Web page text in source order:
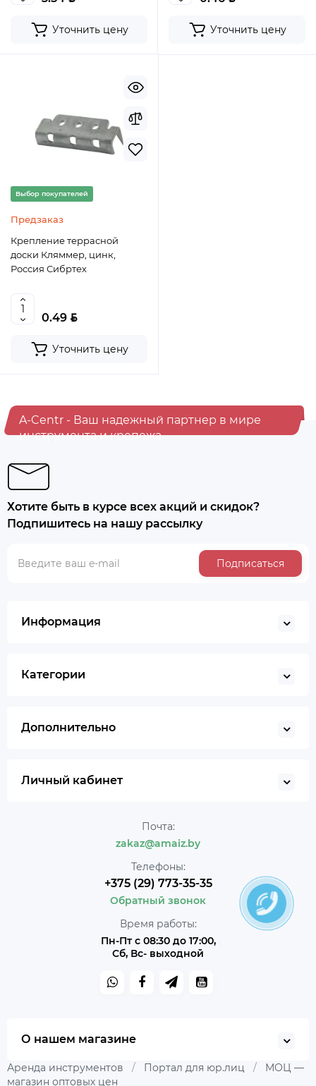
Уточнить цену Уточнить цену
Выбор покупателей
Предзаказ
Крепление террасной
доски Кляммер, цинк,
Россия Сибртех
0.49 BYN
Уточнить цену
A-Centr - Ваш надежный партнер в мире
инструмента и крепежа
Хотите быть в курсе всех акций и скидок?
Подпишитесь на нашу рассылку
Подписаться
Информация
Категории
Дополнительно
Личный кабинет
Почта:
zakaz@amaiz.by
Телефоны:
+375 (29) 773-35-35
Обратный звонок
Время работы:
Пн-Пт с 08:30 до 17:00,
Сб, Вс- выходной
О нашем магазине
Аренда инструментов / Портал для юр.лиц /
МОЦ —
магазин оптовых цен